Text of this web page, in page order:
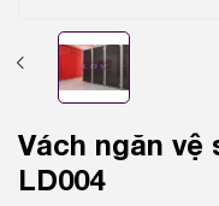
Vách ngăn vệ
LD004